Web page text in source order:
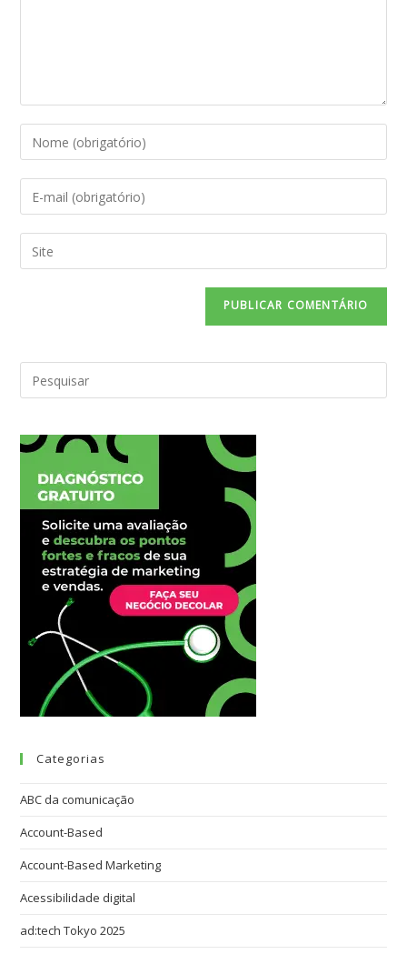
Categorias
ABC da comunicação
Account-Based
Account-Based Marketing
Acessibilidade digital
ad:tech Tokyo 2025